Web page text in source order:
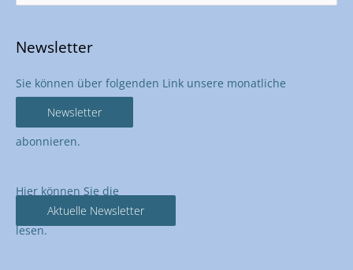
Newsletter
Sie können über folgenden Link unsere monatliche
Newsletter
abonnieren.
Hier können Sie die
Aktuelle Newsletter
lesen.